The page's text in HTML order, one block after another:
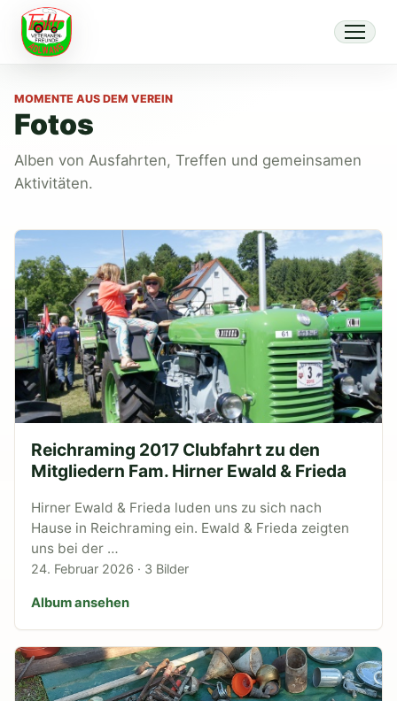
MOMENTE AUS DEM VEREIN
Fotos
Alben von Ausfahrten, Treffen und gemeinsamen
Aktivitäten.
Reichraming 2017 Clubfahrt zu den
Mitgliedern Fam. Hirner Ewald & Frieda
Hirner Ewald & Frieda luden uns zu sich nach
Hause in Reichraming ein. Ewald & Frieda zeigten
uns bei der …
24. Februar 2026 · 3 Bilder
Album ansehen